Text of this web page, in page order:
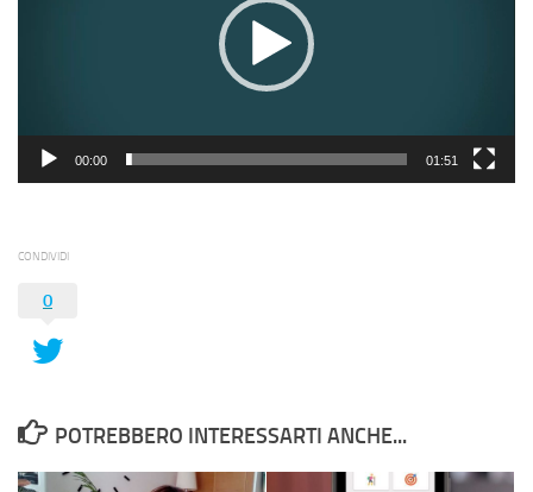
00:00 01:51
CONDIVIDI
0
POTREBBERO INTERESSARTI ANCHE...